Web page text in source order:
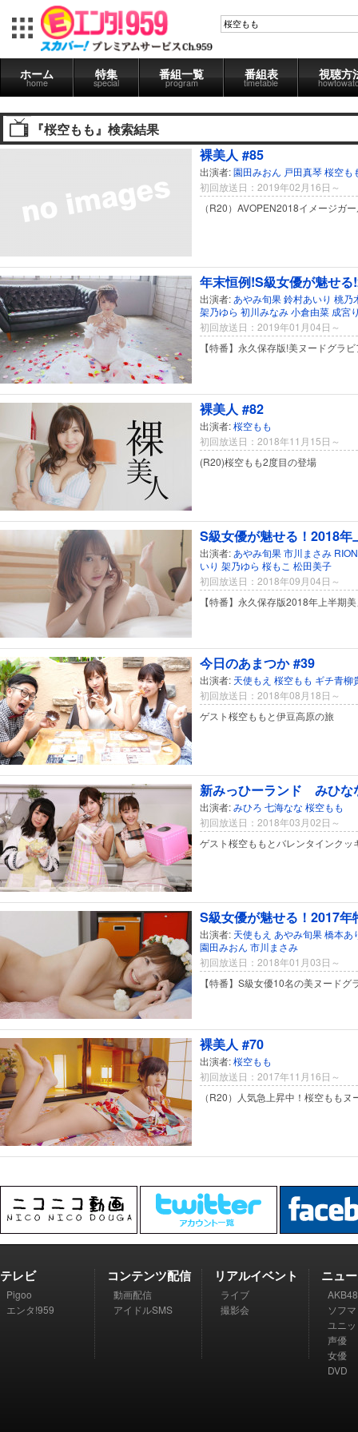
ホーム
home
特集
special
番組一覧
program
番組表
timetable
視聴方
『桜空もも』検索結果
裸美人 #85
出演者:園田みおん 戸田真琴桜空も
初回放送日：2019年02月16日～
（R20）AVOPEN2018イメージガ
年末恒例!S級女優が魅せ
出演者: あやみ旬果鈴村あいり 桃乃
架乃ゆら 初川みなみ小倉由菜 成宮
初回放送日：2019年01月04日～
【特番】永久保存版!美ヌードグラ
裸美人 #82
出演者:桜空もも
初回放送日：2018年11月15日～
(R20)桜空もも2度目の登場
S級女優が魅せる！2018
出演者: あやみ旬果市川まさみ RION
いり 架乃ゆら 桜もこ 松田美子
初回放送日：2018年09月04日～
【特番】永久保存版2018年上半期
今日のあまつか #39
出演者: 天使もえ 桜空もも ギチ青柳
初回放送日：2018年08月18日～
ゲスト桜空ももと伊豆高原の旅
新みっひーランド みひな
出演者:みひろ 七海なな 桜空もも
初回放送日：2018年03月02日～
ゲスト桜空ももとバレンタインクッ
S級女優が魅せる！2017
出演者: 天使もえ あやみ旬果橋本あ
園田みおん 市川まさみ
初回放送日：2018年01月03日～
【特番】S級女優10名の美ヌードグ
裸美人 #70
出演者:桜空もも
初回放送日：2017年11月16日～
（R20）人気急上昇中！桜空ももヌ
テレビ
Pigoo
エンタ!959
コンテンツ配信
動画配信
アイドルSMS
リアルイベント
ライブ
撮影会
ニュ
AKB48
ソフ
ユニ
声優
女優
DVD